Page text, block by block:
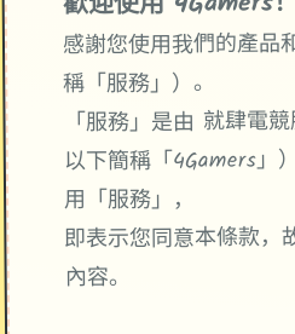
感謝您使用我們的產品
稱「服務」）。
「服務」是由 就肆電
以下簡稱「4Gamers」
用「服務」，
即表示您同意本條款，
內容。